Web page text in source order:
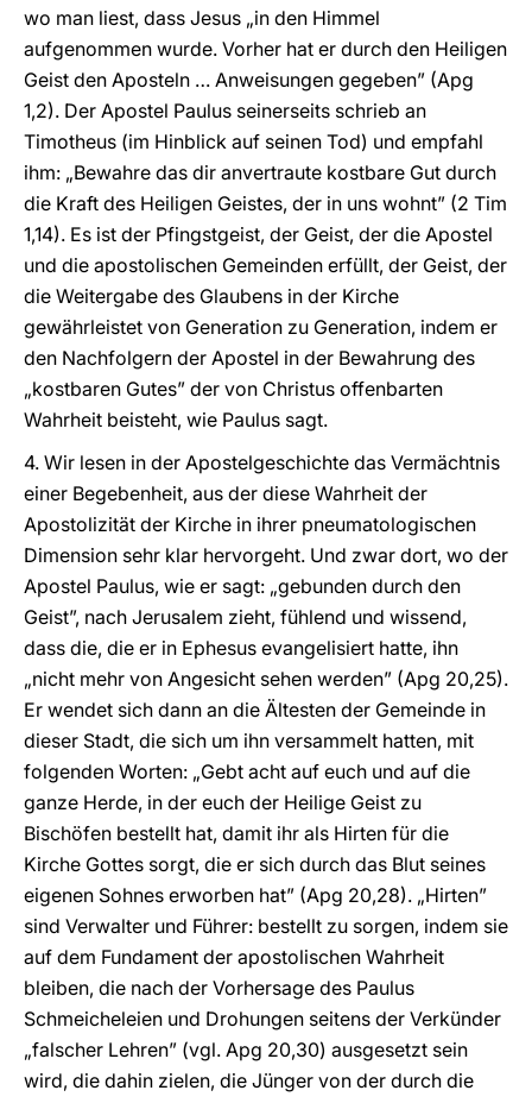
wo man liest, dass Jesus „in den Himmel
aufgenommen wurde. Vorher hat er durch den Heiligen
Geist den Aposteln … Anweisungen gegeben” (Apg
1,2). Der Apostel Paulus seinerseits schrieb an
Timotheus (im Hinblick auf seinen Tod) und empfahl
ihm: „Bewahre das dir anvertraute kostbare Gut durch
die Kraft des Heiligen Geistes, der in uns wohnt” (2 Tim
1,14). Es ist der Pfingstgeist, der Geist, der die Apostel
und die apostolischen Gemeinden erfüllt, der Geist, der
die Weitergabe des Glaubens in der Kirche
gewährleistet von Generation zu Generation, indem er
den Nachfolgern der Apostel in der Bewahrung des
„kostbaren Gutes” der von Christus offenbarten
Wahrheit beisteht, wie Paulus sagt.
4. Wir lesen in der Apostelgeschichte das Vermächtnis
einer Begebenheit, aus der diese Wahrheit der
Apostolizität der Kirche in ihrer pneumatologischen
Dimension sehr klar hervorgeht. Und zwar dort, wo der
Apostel Paulus, wie er sagt: „gebunden durch den
Geist”, nach Jerusalem zieht, fühlend und wissend,
dass die, die er in Ephesus evangelisiert hatte, ihn
„nicht mehr von Angesicht sehen werden” (Apg 20,25).
Er wendet sich dann an die Ältesten der Gemeinde in
dieser Stadt, die sich um ihn versammelt hatten, mit
folgenden Worten: „Gebt acht auf euch und auf die
ganze Herde, in der euch der Heilige Geist zu
Bischöfen bestellt hat, damit ihr als Hirten für die
Kirche Gottes sorgt, die er sich durch das Blut seines
eigenen Sohnes erworben hat” (Apg 20,28). „Hirten”
sind Verwalter und Führer: bestellt zu sorgen, indem sie
auf dem Fundament der apostolischen Wahrheit
bleiben, die nach der Vorhersage des Paulus
Schmeicheleien und Drohungen seitens der Verkünder
„falscher Lehren” (vgl. Apg 20,30) ausgesetzt sein
wird, die dahin zielen, die Jünger von der durch die